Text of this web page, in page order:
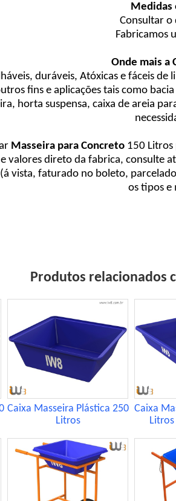
Medidas
Consultar o
Fabricamos
Onde mais a
duráveis, Atóxicas e fáceis
fins e aplicações tais como
horta suspensa, caixa de areia
Masseira para Concreto 150 Litros
valores direto da fabrica, consulte
vista, faturado no boleto,
os tipos e
Produtos relacionados
Caixa Masseira Plástica 250
Litros
Caixa